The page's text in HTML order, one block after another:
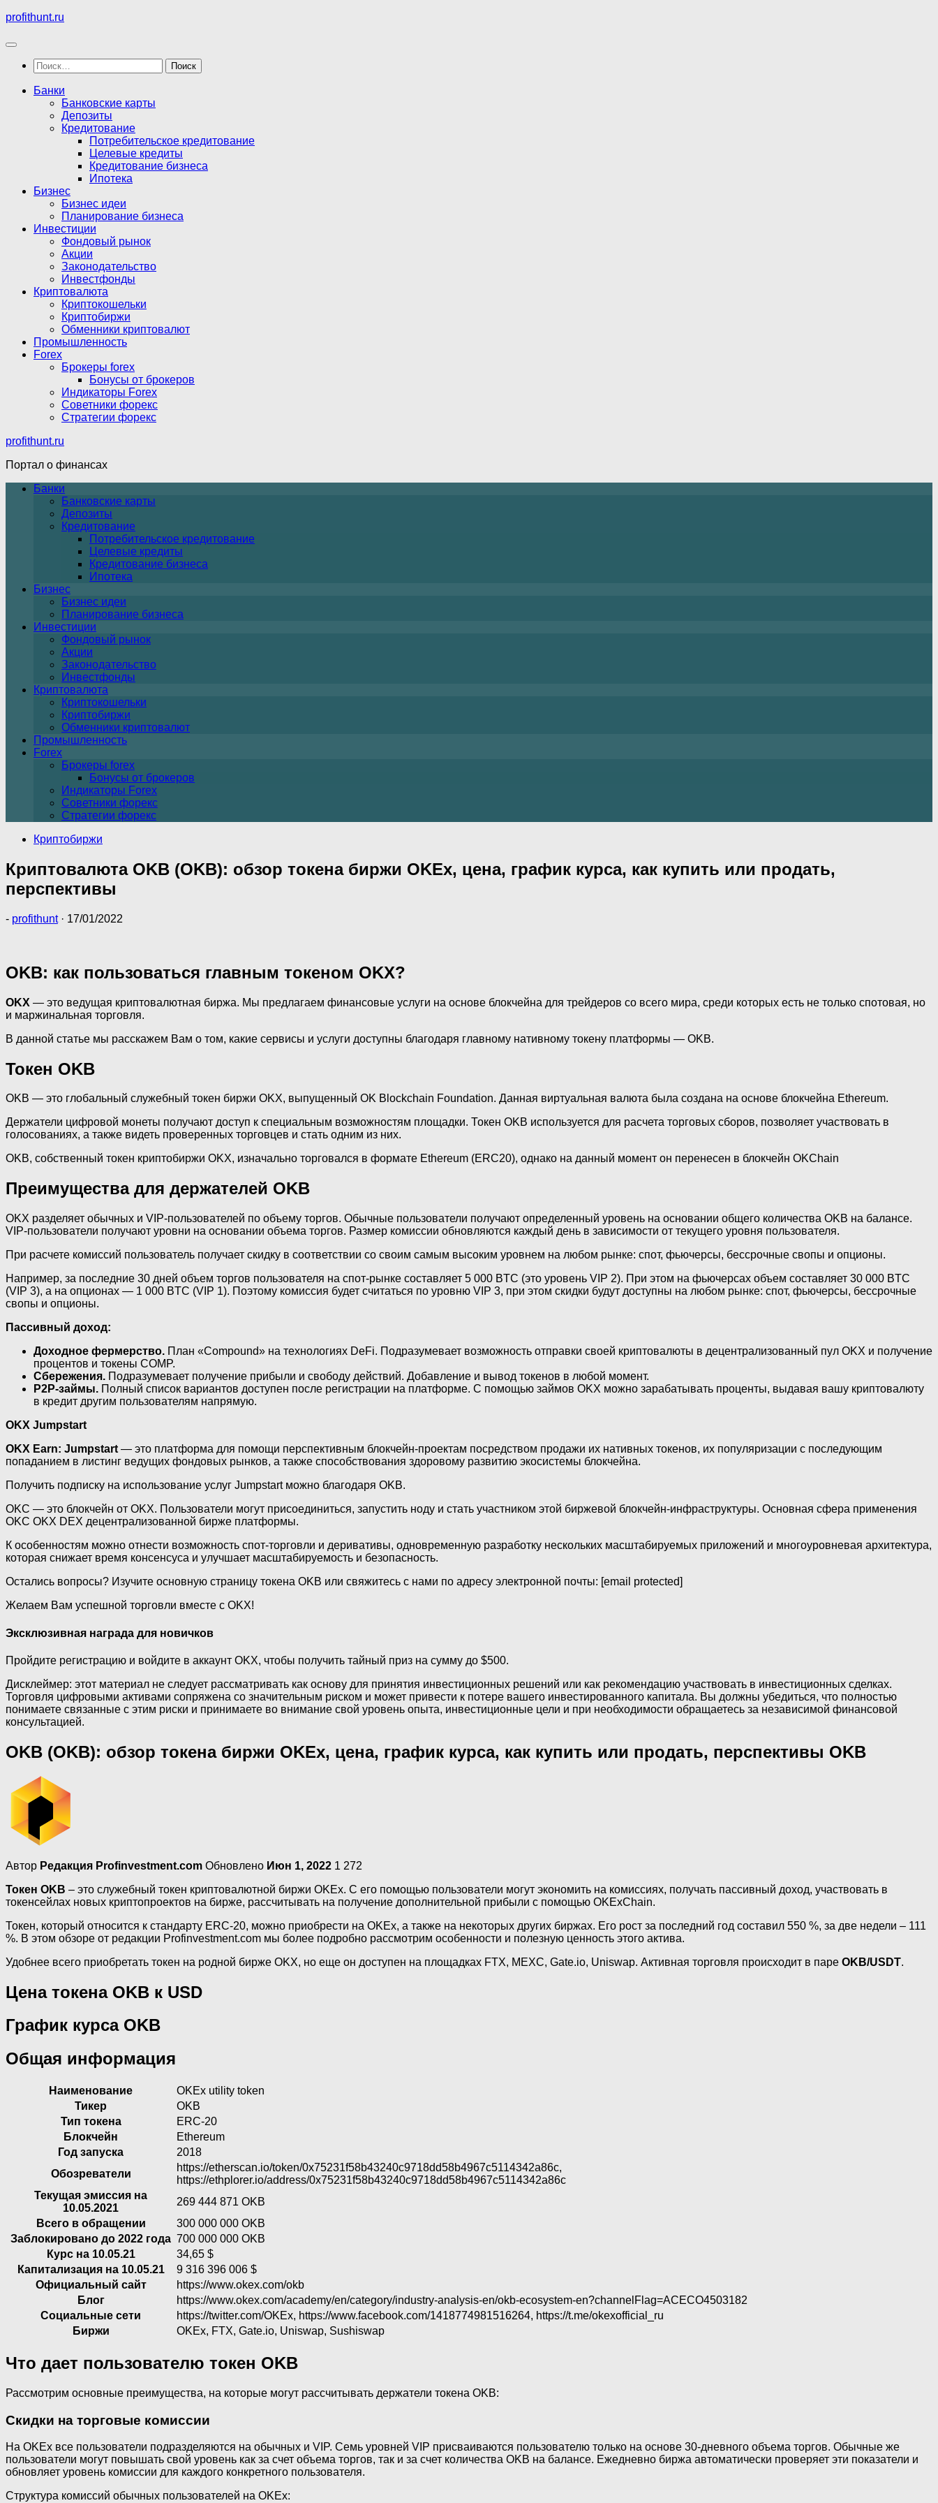
Перейти
содержимому
profithunt.ru
Найти:
Банки
Банковские карты
Депозиты
Кредитование
Потребительское кредитование
Целевые кредиты
Кредитование бизнеса
Ипотека
Бизнес
Бизнес идеи
Планирование бизнеса
Инвестиции
Фондовый рынок
Акции
Законодательство
Инвестфонды
Криптовалюта
Криптокошельки
Криптобиржи
Обменники криптовалют
Промышленность
Forex
Брокеры forex
Бонусы от брокеров
Индикаторы Forex
Советники форекс
Стратегии форекс
profithunt.ru
Портал о финансах
Банки
Банковские карты
Депозиты
Кредитование
Потребительское кредитование
Целевые кредиты
Кредитование бизнеса
Ипотека
Бизнес
Бизнес идеи
Планирование бизнеса
Инвестиции
Фондовый рынок
Акции
Законодательство
Инвестфонды
Криптовалюта
Криптокошельки
Криптобиржи
Обменники криптовалют
Промышленность
Forex
Брокеры forex
Бонусы от брокеров
Индикаторы Forex
Советники форекс
Стратегии форекс
Криптобиржи
Криптовалюта OKB (OKB): обзор токена биржи OKEx, цена, график курса, как купить или продать,
перспективы
- profithunt · 17/01/2022
OKB: как пользоваться главным токеном OKX?
OKX — это ведущая криптовалютная биржа. Мы предлагаем финансовые услуги на основе блокчейна для трейдеров со всего мира, среди которых есть не только спотовая, но
и маржинальная торговля.
В данной статье мы расскажем Вам о том, какие сервисы и услуги доступны благодаря главному нативному токену платформы — OKB.
Токен OKB
OKB — это глобальный служебный токен биржи OKX, выпущенный OK Blockchain Foundation. Данная виртуальная валюта была создана на основе блокчейна Ethereum.
Держатели цифровой монеты получают доступ к специальным возможностям площадки. Токен OKB используется для расчета торговых сборов, позволяет участвовать в
голосованиях, а также видеть проверенных торговцев и стать одним из них.
OKB, собственный токен криптобиржи OKX, изначально торговался в формате Ethereum (ERC20), однако на данный момент он перенесен в блокчейн OKChain
Преимущества для держателей OKB
OKX разделяет обычных и VIP-пользователей по объему торгов. Обычные пользователи получают определенный уровень на основании общего количества OKB на балансе.
VIP-пользователи получают уровни на основании объема торгов. Размер комиссии обновляются каждый день в зависимости от текущего уровня пользователя.
При расчете комиссий пользователь получает скидку в соответствии со своим самым высоким уровнем на любом рынке: спот, фьючерсы, бессрочные свопы и опционы.
Например, за последние 30 дней объем торгов пользователя на спот-рынке составляет 5 000 BTC (это уровень VIP 2). При этом на фьючерсах объем составляет 30 000 BTC
(VIP 3), а на опционах — 1 000 BTC (VIP 1). Поэтому комиссия будет считаться по уровню VIP 3, при этом скидки будут доступны на любом рынке: спот, фьючерсы, бессрочные
свопы и опционы.
Пассивный доход:
Доходное фермерство. План «Compound» на технологиях DeFi. Подразумевает возможность отправки своей криптовалюты в децентрализованный пул OKX и получение
процентов и токены COMP.
Сбережения. Подразумевает получение прибыли и свободу действий. Добавление и вывод токенов в любой момент.
P2P-займы. Полный список вариантов доступен после регистрации на платформе. С помощью займов OKX можно зарабатывать проценты, выдавая вашу криптовалюту
в кредит другим пользователям напрямую.
OKX Jumpstart
OKX Earn: Jumpstart — это платформа для помощи перспективным блокчейн-проектам посредством продажи их нативных токенов, их популяризации с последующим
попаданием в листинг ведущих фондовых рынков, а также способствования здоровому развитию экосистемы блокчейна.
Получить подписку на использование услуг Jumpstart можно благодаря OKB.
OKC — это блокчейн от OKX. Пользователи могут присоединиться, запустить ноду и стать участником этой биржевой блокчейн-инфраструктуры. Основная сфера применения
OKC OKX DEX децентрализованной бирже платформы.
К особенностям можно отнести возможность спот-торговли и деривативы, одновременную разработку нескольких масштабируемых приложений и многоуровневая архитектура,
которая снижает время консенсуса и улучшает масштабируемость и безопасность.
Остались вопросы? Изучите основную страницу токена OKB или свяжитесь с нами по адресу электронной почты: [email protected]
Желаем Вам успешной торговли вместе с OKX!
Эксклюзивная награда для новичков
Пройдите регистрацию и войдите в аккаунт OKX, чтобы получить тайный приз на сумму до $500.
Дисклеймер: этот материал не следует рассматривать как основу для принятия инвестиционных решений или как рекомендацию участвовать в инвестиционных сделках.
Торговля цифровыми активами сопряжена со значительным риском и может привести к потере вашего инвестированного капитала. Вы должны убедиться, что полностью
понимаете связанные с этим риски и принимаете во внимание свой уровень опыта, инвестиционные цели и при необходимости обращаетесь за независимой финансовой
консультацией.
OKB (OKB): обзор токена биржи OKEx, цена, график курса, как купить или продать, перспективы OKB
Автор Редакция Profinvestment.com Обновлено Июн 1, 2022 1 272
Токен OKB – это служебный токен криптовалютной биржи OKEx. С его помощью пользователи могут экономить на комиссиях, получать пассивный доход, участвовать в
токенсейлах новых криптопроектов на бирже, рассчитывать на получение дополнительной прибыли с помощью OKExChain.
Токен, который относится к стандарту ERC-20, можно приобрести на OKEx, а также на некоторых других биржах. Его рост за последний год составил 550 %, за две недели – 111
%. В этом обзоре от редакции Profinvestment.com мы более подробно рассмотрим особенности и полезную ценность этого актива.
Удобнее всего приобретать токен на родной бирже OKX, но еще он доступен на площадках FTX, MEXC, Gate.io, Uniswap. Активная торговля происходит в паре OKB/USDT.
Цена токена OKB к USD
График курса OKB
Общая информация
Наименование
OKEx utility token
Тикер
OKB
Тип токена
ERC-20
Блокчейн
Ethereum
Год запуска
2018
Обозреватели
https://etherscan.io/token/0x75231f58b43240c9718dd58b4967c5114342a86c,
https://ethplorer.io/address/0x75231f58b43240c9718dd58b4967c5114342a86c
Текущая эмиссия на
10.05.2021
269 444 871 OKB
Вcего в обращении
300 000 000 OKB
Заблокировано до 2022 года 700 000 000 OKB
Курс на 10.05.21
34,65 $
Капитализация на 10.05.21
9 316 396 006 $
Официальный сайт
https://www.okex.com/okb
Блог
https://www.okex.com/academy/en/category/industry-analysis-en/okb-ecosystem-en?channelFlag=ACECO4503182
Социальные сети
https://twitter.com/OKEx, https://www.facebook.com/1418774981516264, https://t.me/okexofficial_ru
Биржи
OKEx, FTX, Gate.io, Uniswap, Sushiswap
Что дает пользователю токен OKB
Рассмотрим основные преимущества, на которые могут рассчитывать держатели токена OKB:
Скидки на торговые комиссии
На OKEx все пользователи подразделяются на обычных и VIP. Семь уровней VIP присваиваются пользователю только на основе 30-дневного объема торгов. Обычные же
пользователи могут повышать свой уровень как за счет объема торгов, так и за счет количества OKB на балансе. Ежедневно биржа автоматически проверяет эти показатели и
обновляет уровень комиссии для каждого конкретного пользователя.
Структура комиссий обычных пользователей на OKEx: